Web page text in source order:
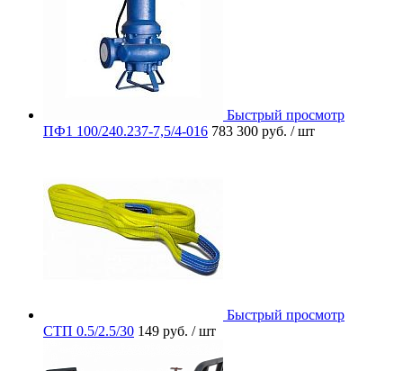
Быстрый просмотр
ПФ1 100/240.237-7,5/4-016 783 300 руб. / шт
Быстрый просмотр
СТП 0.5/2.5/30 149 руб. / шт